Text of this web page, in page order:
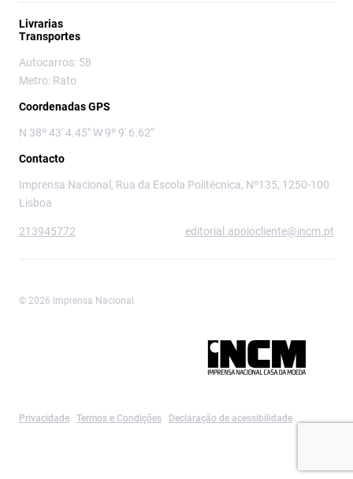
Livrarias
Transportes
Autocarros: 58
Metro: Rato
Coordenadas GPS
N 38º 43' 4.45" W 9º 9' 6.62"
Contacto
Imprensa Nacional, Rua da Escola Politécnica, Nº135, 1250-100
Lisboa
213945772 editorial.apoiocliente@incm.pt
© 2026 Imprensa Nacional
Privacidade Termos e Condições Declaração de acessibilidade